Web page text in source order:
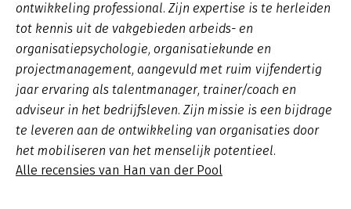
ontwikkeling professional. Zijn expertise is te herleiden
tot kennis uit de vakgebieden arbeids- en
organisatiepsychologie, organisatiekunde en
projectmanagement, aangevuld met ruim vijfendertig
jaar ervaring als talentmanager, trainer/coach en
adviseur in het bedrijfsleven. Zijn missie is een bijdrage
te leveren aan de ontwikkeling van organisaties door
het mobiliseren van het menselijk potentieel.
Alle recensies van Han van der Pool